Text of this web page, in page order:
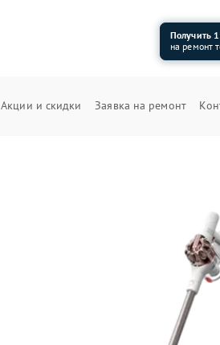
Получить
на ремонт
Акции и скидки Заявка на ремонт